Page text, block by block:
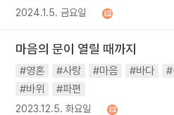
2024.1.5. 금요일
마음의 문이 열릴 때까지
#영혼 #사랑 #마음 #바다 #
#바위
#파편
2023.12.5. 화요일